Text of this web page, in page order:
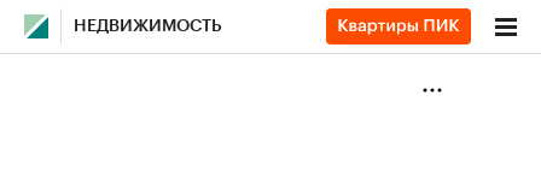
НЕДВИЖИМОСТЬ